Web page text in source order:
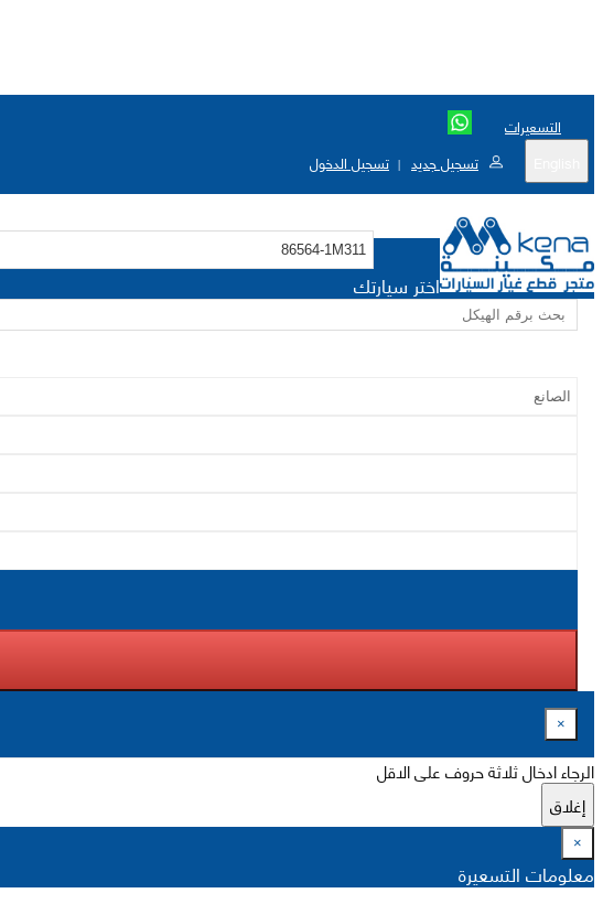
التسعيرات
تسجيل جديد | تسجيل الدخول
اختر سيارتك
×
الرجاء ادخال ثلاثة حروف على الاقل
إغلاق
×
معلومات التسعيرة